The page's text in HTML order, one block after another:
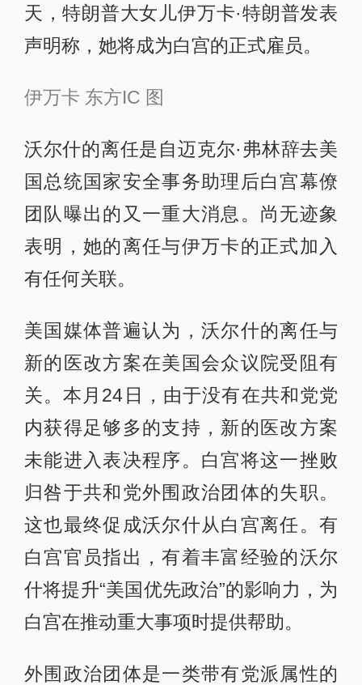
天，特朗普大女儿伊万卡·特朗普发表
声明称，她将成为白宫的正式雇员。
伊万卡 东方IC 图
沃尔什的离任是自迈克尔·弗林辞去美
国总统国家安全事务助理后白宫幕僚
团队曝出的又一重大消息。尚无迹象
表明，她的离任与伊万卡的正式加入
有任何关联。
美国媒体普遍认为，沃尔什的离任与
新的医改方案在美国会众议院受阻有
关。本月24日，由于没有在共和党党
内获得足够多的支持，新的医改方案
未能进入表决程序。白宫将这一挫败
归咎于共和党外围政治团体的失职。
这也最终促成沃尔什从白宫离任。有
白宫官员指出，有着丰富经验的沃尔
什将提升“美国优先政治”的影响力，为
白宫在推动重大事项时提供帮助。
外围政治团体是一类带有党派属性的